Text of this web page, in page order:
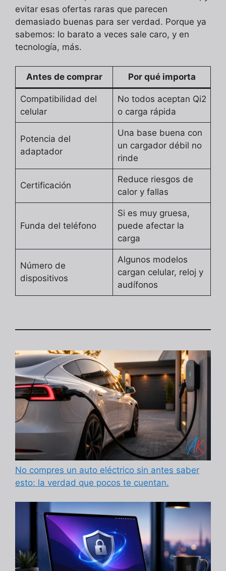
evitar esas ofertas raras que parecen
demasiado buenas para ser verdad. Porque ya
sabemos: lo barato a veces sale caro, y en
tecnología, más.
Antes de comprar Por qué importa
Compatibilidad del
celular
No todos aceptan Qi2
o carga rápida
Potencia del
adaptador
Una base buena con
un cargador débil no
rinde
Certificación
Reduce riesgos de
calor y fallas
Funda del teléfono
Si es muy gruesa,
puede afectar la
carga
Número de
dispositivos
Algunos modelos
cargan celular, reloj y
audífonos
No compres un auto eléctrico sin antes saber
esto: la verdad que pocos te cuentan.